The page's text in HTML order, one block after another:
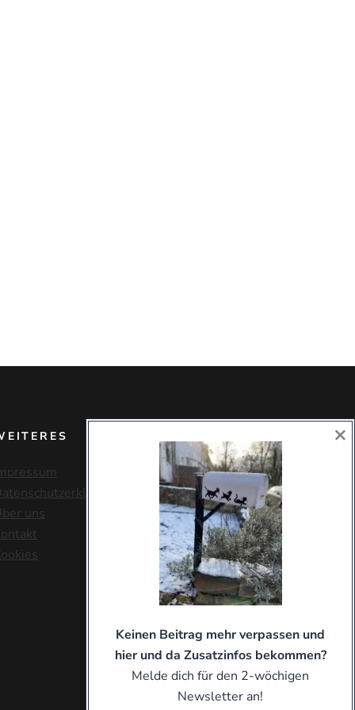
uns
Keinen Beitrag mehr verpassen und
hier und da Zusatzinfos bekommen?
Melde dich für den 2-wöchigen
Newsletter an!
×